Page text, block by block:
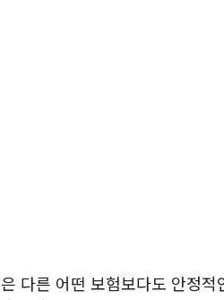
다른 어떤 보험보다도 안정